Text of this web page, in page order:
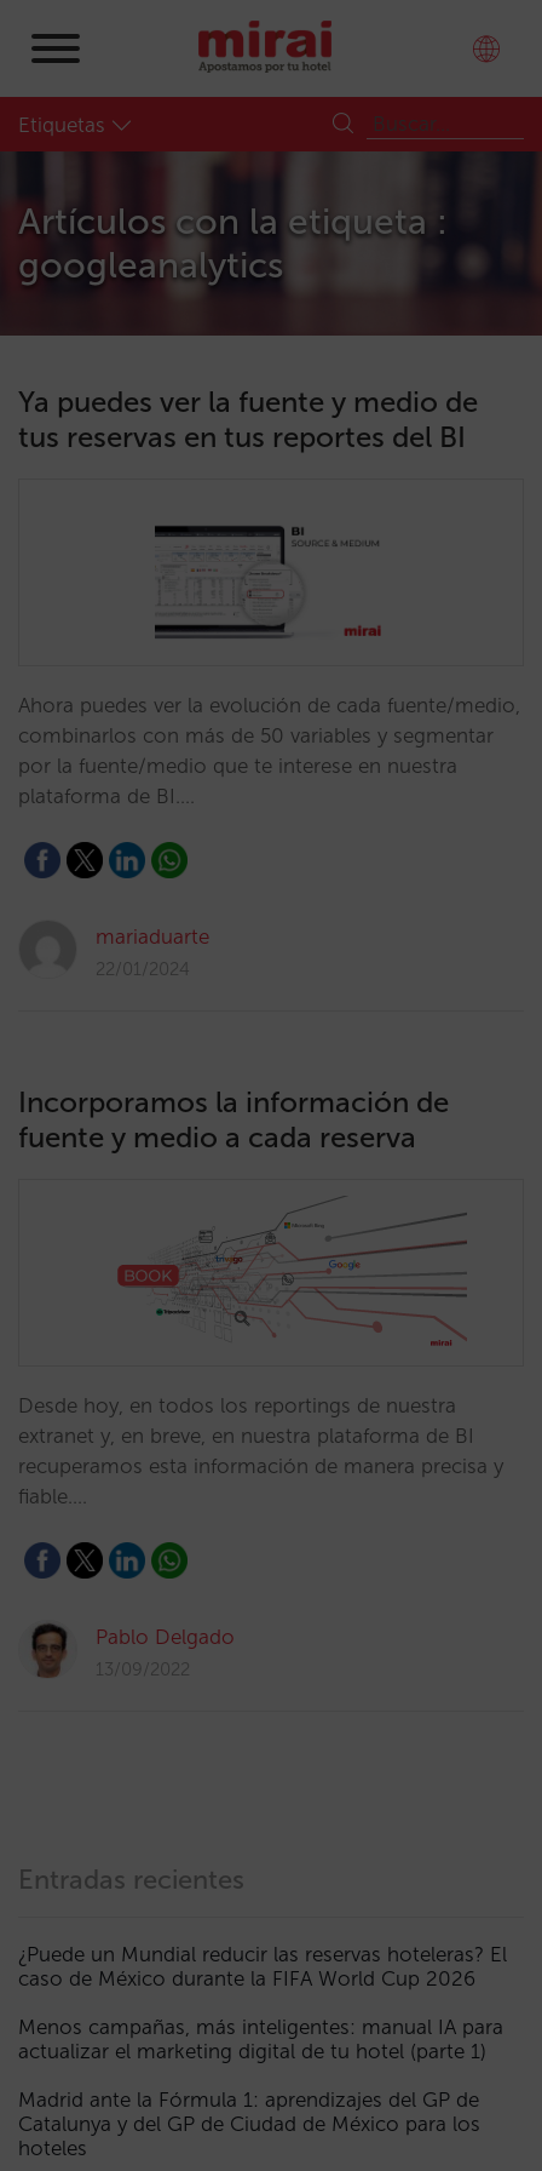
Etiquetas
Artículos con la etiqueta :
googleanalytics
Ya puedes ver la fuente y medio de
tus reservas en tus reportes del BI
Ahora puedes ver la evolución de cada fuente/medio,
combinarlos con más de 50 variables y segmentar
por la fuente/medio que te interese en nuestra
plataforma de BI.…
mariaduarte
22/01/2024
Incorporamos la información de
fuente y medio a cada reserva
Desde hoy, en todos los reportings de nuestra
extranet y, en breve, en nuestra plataforma de BI
recuperamos esta información de manera precisa y
fiable.…
Pablo Delgado
13/09/2022
Entradas recientes
¿Puede un Mundial reducir las reservas hoteleras? El
caso de México durante la FIFA World Cup 2026
Menos campañas, más inteligentes: manual IA para
actualizar el marketing digital de tu hotel (parte 1)
Madrid ante la Fórmula 1: aprendizajes del GP de
Catalunya y del GP de Ciudad de México para los
hoteles